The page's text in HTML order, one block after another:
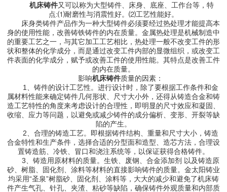
机床铸件又可以称为大型铸件、床身、底座、工作台等，特
点:⑴耐磨性与消震性好。⑵工艺性能好。
床身类铸件产品作为一种大型铸件必须要经过热处理才能提高本
身的使用性能，改善铸铁铸件的内在质量。金属热处理是机械制造中
的重要工艺之一，与其它加工工艺相比，热处理一般不改变工件的形
状和整体的化学成分，而是通过改变工件内部的显微组织，或改变工
件表面的化学成分，赋予或改善工件的使用性能。其特点是改善工件
的内在质量。
影响机床铸件质量的因素：
1、铸件的设计工艺性。进行设计时，除了要根据工作条件和金
属材料性能来确定铸件几何形状、尺寸大小外，还得从铸造合金和铸
造工艺特性的角度来考虑设计的合理性，即明显的尺寸效应和凝固、
收缩、应力等问题，以避免或减少铸件的成分偏析、变形、开裂等缺
陷的产生。
2、合理的铸造工艺。即根据铸件结构、重量和尺寸大小，铸造
合金特性和生产条件，选择合适的分型面和造型、造芯方法，合理设
置铸造筋、冷铁、冒口和浇注系统等，以保证获得合格铸件。
3、铸造用原材料的质量。生铁、废钢、合金添加剂 以及铸造原
砂、树脂、固化剂、涂料等材料的直接影响铸件的质量。金太阳铸业
均采用“圣泉”树脂砂、固化剂、涂料等，大大的减少和避免了机床铸
件产生气孔、针孔、夹渣、粘砂等缺陷，确保铸件外观质量和内部质